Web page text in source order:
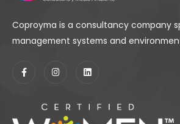
Coproyma is a consultancy company
management systems and